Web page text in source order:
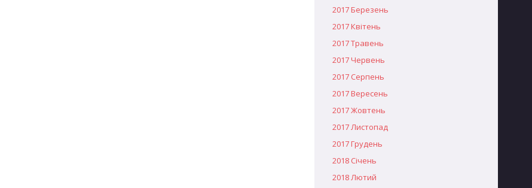
2017 Березень
2017 Квітень
2017 Травень
2017 Червень
2017 Серпень
2017 Вересень
2017 Жовтень
2017 Листопад
2017 Грудень
2018 Січень
2018 Лютий